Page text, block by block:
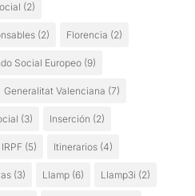
(2)
(2) Florencia (2)
Social Europeo(9)
Generalitat Valenciana (7)
(3) Inserción (2)
IRPF(5) Itinerarios(4)
(3) Llamp(6) Llamp3i (2)